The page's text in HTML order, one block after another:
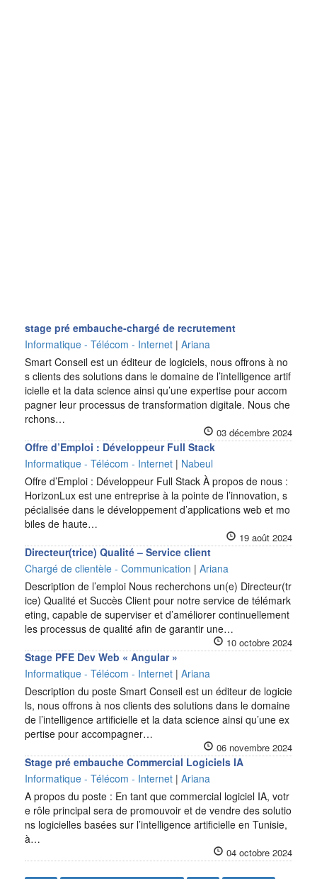
stage pré embauche-chargé de recrutement
Informatique - Télécom - Internet | Ariana
Smart Conseil est un éditeur de logiciels, nous offrons à no
s clients des solutions dans le domaine de l’intelligence artif
icielle et la data science ainsi qu’une expertise pour accom
pagner leur processus de transformation digitale. Nous che
rchons…
03 décembre 2024
Offre d’Emploi : Développeur Full Stack
Informatique - Télécom - Internet | Nabeul
Offre d’Emploi : Développeur Full Stack À propos de nous :
HorizonLux est une entreprise à la pointe de l’innovation, s
pécialisée dans le développement d’applications web et mo
biles de haute…
19 août 2024
Directeur(trice) Qualité – Service client
Chargé de clientèle - Communication | Ariana
Description de l’emploi Nous recherchons un(e) Directeur(tr
ice) Qualité et Succès Client pour notre service de télémark
eting, capable de superviser et d’améliorer continuellement
les processus de qualité afin de garantir une…
10 octobre 2024
Stage PFE Dev Web « Angular »
Informatique - Télécom - Internet | Ariana
Description du poste Smart Conseil est un éditeur de logicie
ls, nous offrons à nos clients des solutions dans le domaine
de l’intelligence artificielle et la data science ainsi qu’une ex
pertise pour accompagner…
06 novembre 2024
Stage pré embauche Commercial Logiciels IA
Informatique - Télécom - Internet | Ariana
A propos du poste : En tant que commercial logiciel IA, votr
e rôle principal sera de promouvoir et de vendre des solutio
ns logicielles basées sur l’intelligence artificielle en Tunisie,
à…
04 octobre 2024